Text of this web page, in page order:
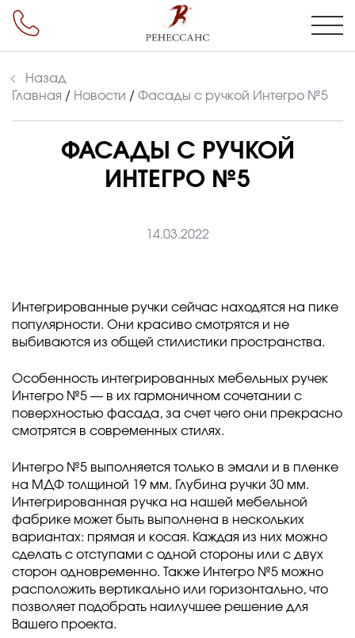
Назад
Главная / Новости / Фасады с ручкой Интегро №5
ФАСАДЫ С РУЧКОЙ
ИНТЕГРО №5
14.03.2022
Интегрированные ручки сейчас находятся на пике
популярности. Они красиво смотрятся и не
выбиваются из общей стилистики пространства.
Особенность интегрированных мебельных ручек
Интегро №5 — в их гармоничном сочетании с
поверхностью фасада, за счет чего они прекрасно
смотрятся в современных стилях.
Интегро №5 выполняется только в эмали и в пленке
на МДФ толщиной 19 мм. Глубина ручки 30 мм.
Интегрированная ручка на нашей мебельной
фабрике может быть выполнена в нескольких
вариантах: прямая и косая. Каждая из них можно
сделать с отступами с одной стороны или с двух
сторон одновременно. Также Интегро №5 можно
расположить вертикально или горизонтально, что
позволяет подобрать наилучшее решение для
Вашего проекта.